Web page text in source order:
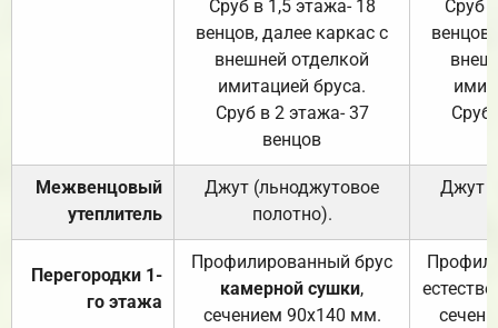
Сруб в 1,5 этажа- 18
венцов, далее каркас с
внешней отделкой
имитацией бруса.
Сруб в 2 этажа- 37
венцов
Сруб
Сруб
Межвенцовый
утеплитель
Джут (льноджутовое
полотно).
Джут
Перегородки 1-
го этажа
Профилированный брус
камерной сушки,
сечением 90х140 мм.